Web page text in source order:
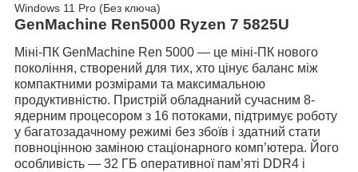
Windows 11 Pro (Без ключа)
GenMachine Ren5000 Ryzen 7 5825U
Міні-ПК GenMachine Ren 5000 — це міні-ПК нового
покоління, створений для тих, хто цінує баланс між
компактними розмірами та максимальною
продуктивністю. Пристрій обладнаний сучасним 8-
ядерним процесором з 16 потоками, підтримує роботу
у багатозадачному режимі без збоїв і здатний стати
повноцінною заміною стаціонарного комп’ютера. Його
особливість — 32 ГБ оперативної пам’яті DDR4 і